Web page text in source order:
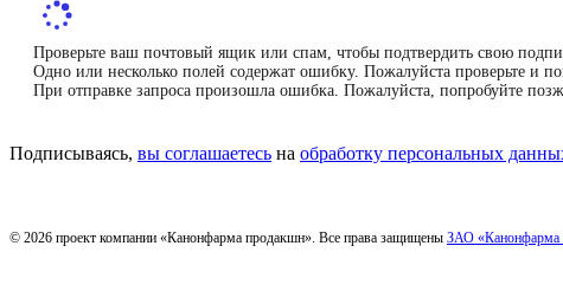
Проверьте ваш почтовый ящик или спам, чтобы подтвердить свою
Одно или несколько полей содержат ошибку. Пожалуйста проверьте и
При отправке запроса произошла ошибка. Пожалуйста, попробуйте
Подписываясь, вы соглашаетесь на обработку персональных
© 2026 проект компании «Канонфарма продакшн». Все права защищены ЗАО «Канонфарма